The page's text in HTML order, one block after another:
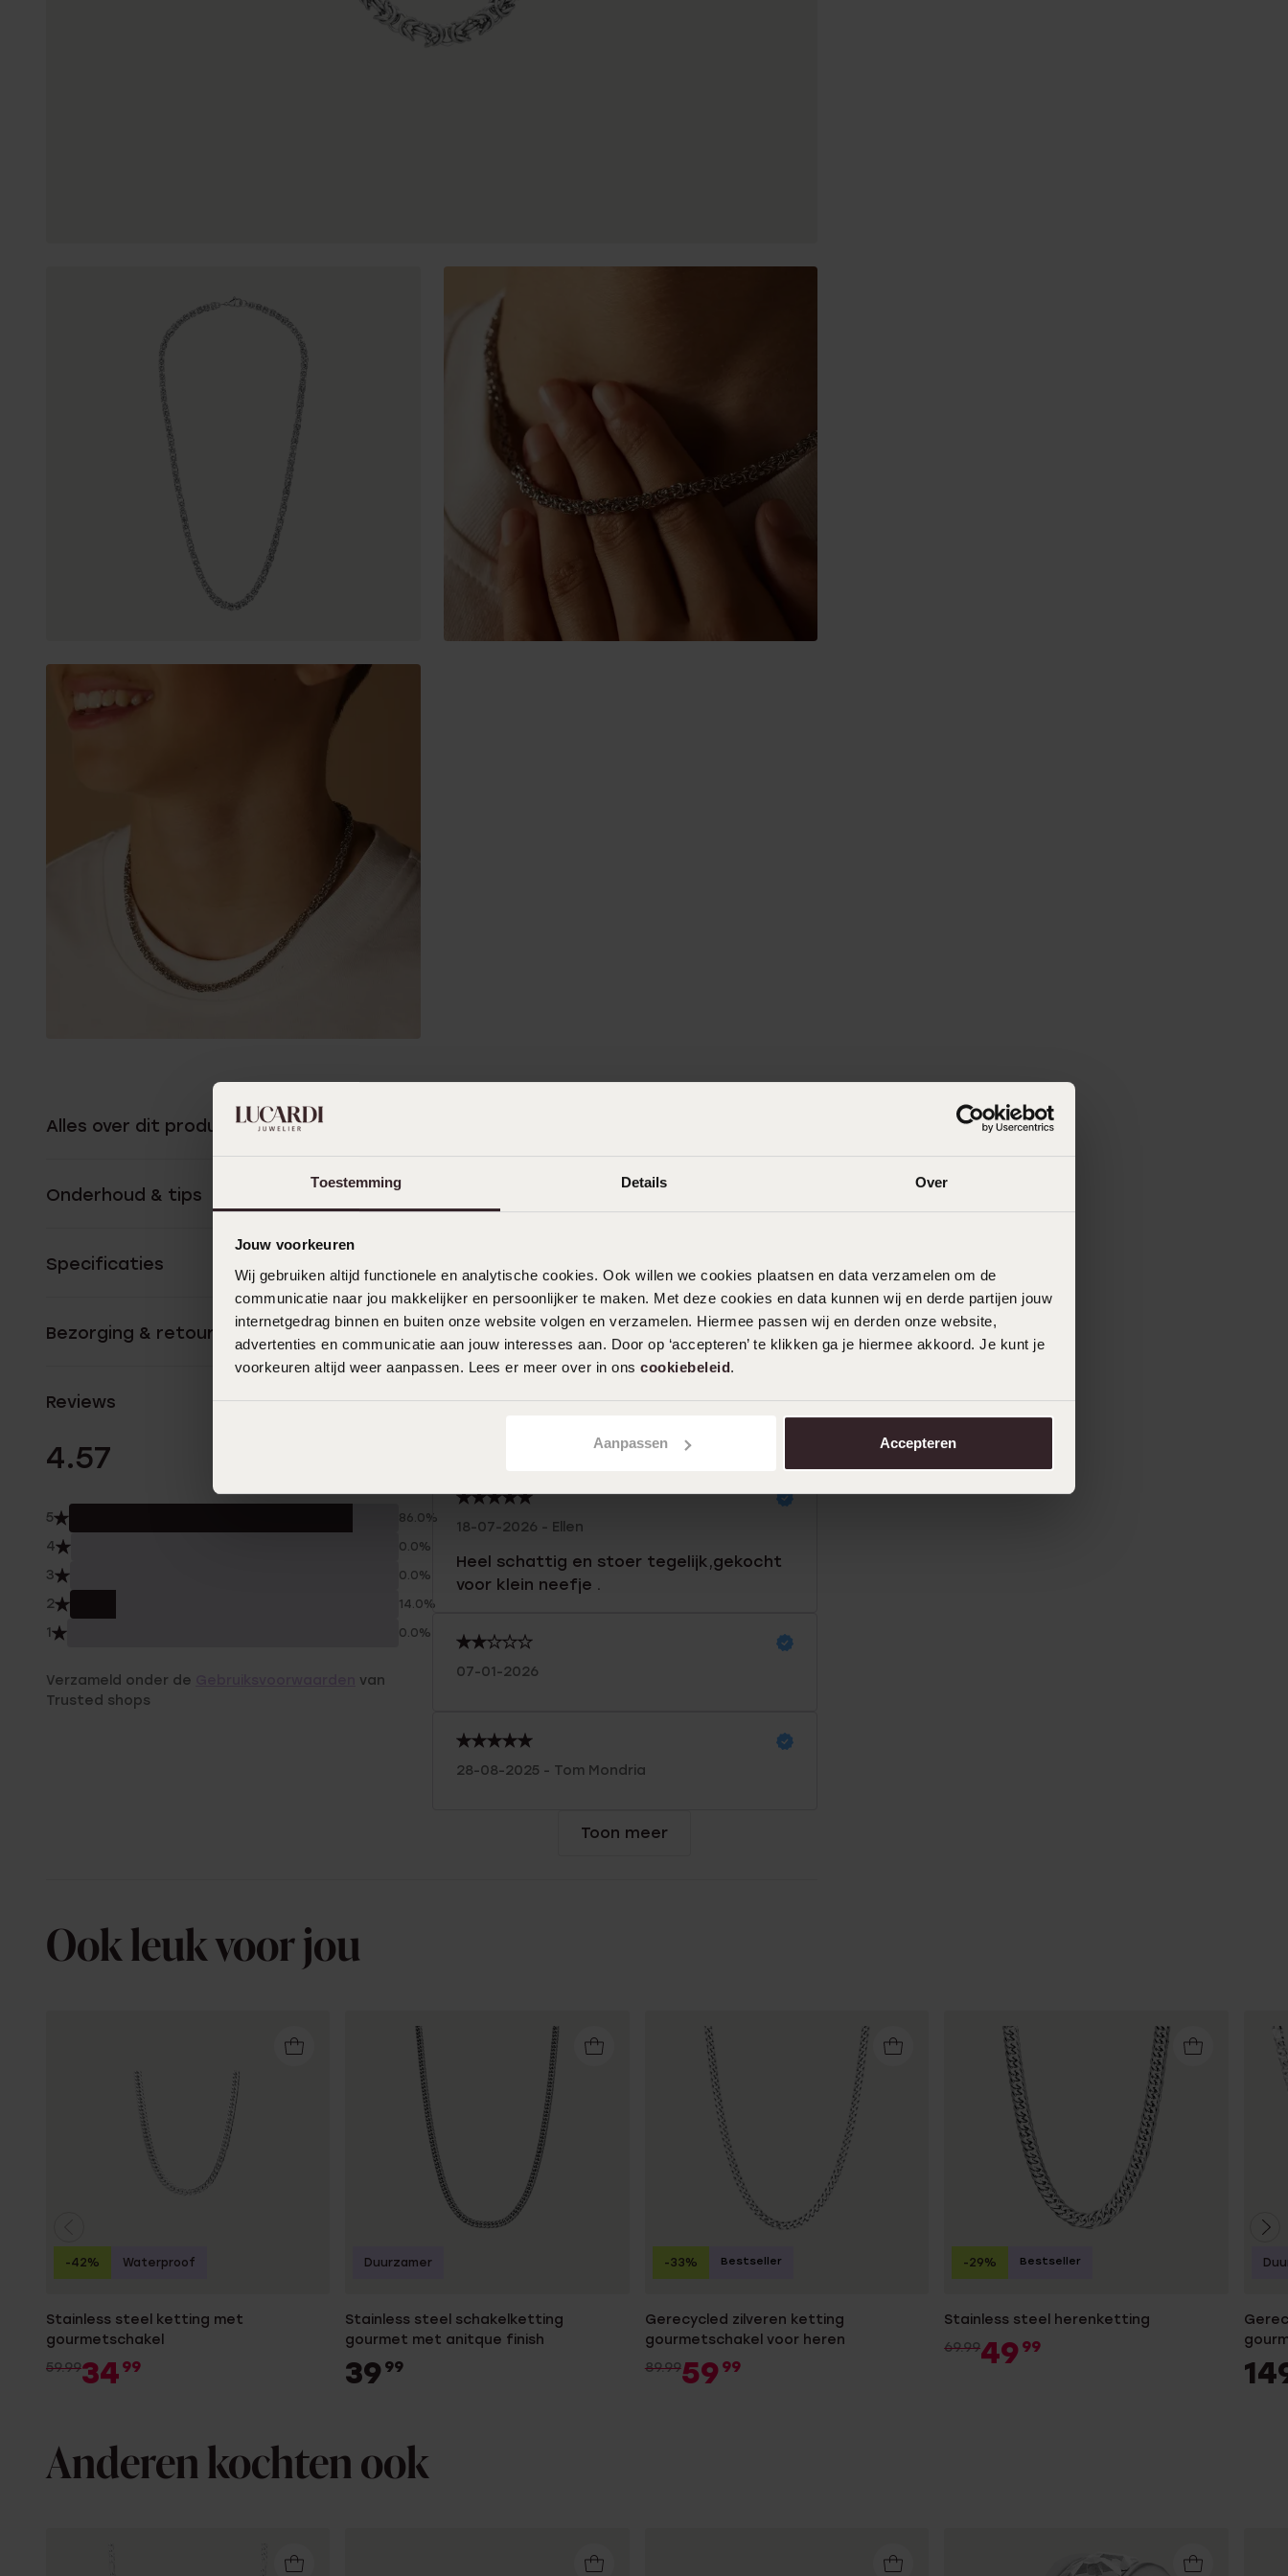
Toestemming Details Over
Jouw voorkeuren
Wij gebruiken altijd functionele en analytische cookies. Ook willen we cookies plaatsen en data verzamelen om de
communicatie naar jou makkelijker en persoonlijker te maken. Met deze cookies en data kunnen wij en derde partijen jouw
internetgedrag binnen en buiten onze website volgen en verzamelen. Hiermee passen wij en derden onze website,
advertenties en communicatie aan jouw interesses aan. Door op ‘accepteren’ te klikken ga je hiermee akkoord. Je kunt je
voorkeuren altijd weer aanpassen. Lees er meer over in ons cookiebeleid.
Aanpassen Accepteren
Alles over dit product
Onderhoud & tips
Specificaties
Bezorging & retourneren
Reviews
4.57
5 86.0%
4 0.0%
3 0.0%
2 14.0%
1 0.0%
Verzameld onder de
van
Trusted shops
18-07-2026 - Ellen
Heel schattig en stoer tegelijk,gekocht
voor klein neefje .
07-01-2026
28-08-2025 - Tom Mondria
Toon meer
Ook leuk voor jou
Stainless steel ketting met
gourmetschakel
59.9934 99
-42% Waterproof
Stainless steel schakelketting
gourmet met anitque finish
39 99
Duurzamer
Gerecycled zilveren ketting
gourmetschakel voor heren
89.9959 99
-33% Bestseller
Stainless steel herenketting
69.9949 99
-29% Bestseller
Anderen kochten ook